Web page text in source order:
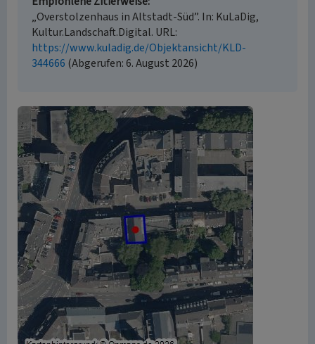
„Overstolzenhaus in Altstadt-Süd”. In: KuLaDig,
Kultur.Landschaft.Digital. URL:
https://www.kuladig.de/Objektansicht/KLD-
344666 (Abgerufen: 6. August 2026)